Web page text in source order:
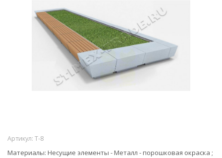
Артикул: Т-8
Материалы: Несущие элементы - Металл - порошковая окраска ;